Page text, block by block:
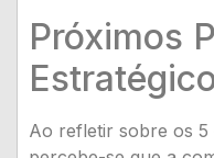
Próximos
Ao refletir sobre os 5